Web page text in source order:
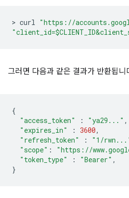
> curl "https://
그러면 다음과 같은 결과가 반환됩니
{
"access_token"
: "ya29..." ,
"expires_in"
: 3600,
"refresh_token"
: "1/
"scope" :
"https://
"token_type"
: "Bearer" ,
}